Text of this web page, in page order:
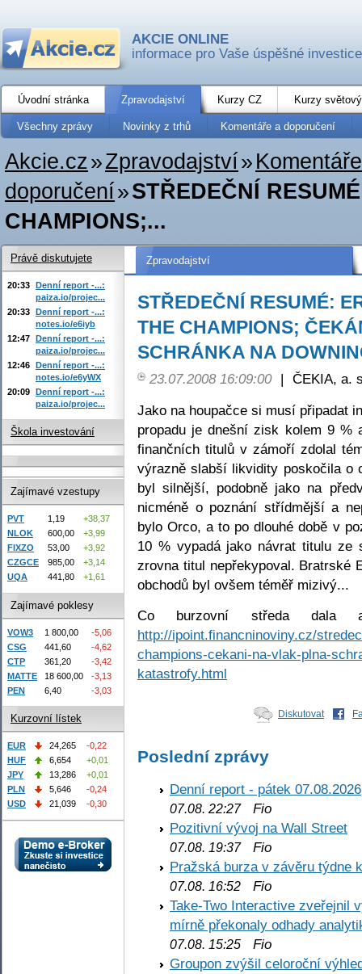
AKCIE ONLINE
informace pro Vaše úspěšné investice
Úvodní stránka Zpravodajství Kurzy CZ Kurzy
Všechny zprávy Novinky z trhů Komentáře a doporučení
Akcie.cz»Zpravodajství»
doporučení»STŘEDEČNÍ
CHAMPIONS;...
Zpravodajství
STŘEDEČNÍ RESUMÉ:
THE CHAMPIONS;
SCHRÁNKA NA
23.07.2008 16:09:00 | ČEKIA, a.
Jako na houpačce si musí připadat
propadu je dnešní zisk kolem 9 %
finančních titulů v zámoří zdolal
výrazně slabší likvidity poskočila o
byl silnější, podobně jako na
nicméně o poznání střídmější a
bylo Orco, a to po dlouhé době v
10 % vypadá jako návrat titulu ze
zrovna titul nepřekypoval. Bratrské
obchodů byl ovšem téměř mizivý...
Co burzovní středa dala
http://ipoint.financninoviny.cz/
champions-cekani-na-vlak-plna-
katastrofy.html
Diskutovat
Poslední zprávy
Denní report - pátek 07.08.2026
07.08. 22:27Fio
Pozitivní vývoj na Wall Street
07.08. 19:37Fio
Pražská burza v závěru týdne
07.08. 16:52 Fio
Take-Two Interactive zveřejnil
mírně překonaly odhady
07.08. 15:25 Fio
Groupon zvýšil celoroční
Právě diskutujete
20:33 Denní report -...:
paiza.io/projec...
20:33 Denní report -...:
notes.io/e6iyb
12:47 Denní report -...:
paiza.io/projec...
12:46 Denní report -...:
notes.io/e6yWX
20:09 Denní report -...:
paiza.io/projec...
Škola investování
Zajímavé vzestupy
PVT 1,19
+38,37
NLOK
600,00
+3,99
FIXZO
53,00
+3,92
CZGCE
985,00
+3,14
UQA
441,80 +1,61
Zajímavé poklesy
VOW3 1 800,00
-5,06
CSG
441,60
-4,62
CTP
361,20
-3,42
MATTE
18 600,00
-3,13
PEN
6,40 -3,03
Kurzovní lístek
EUR 24,265
-0,22
HUF
6,654
+0,01
JPY
13,286
+0,01
PLN
5,646
-0,24
USD
21,039 -0,30